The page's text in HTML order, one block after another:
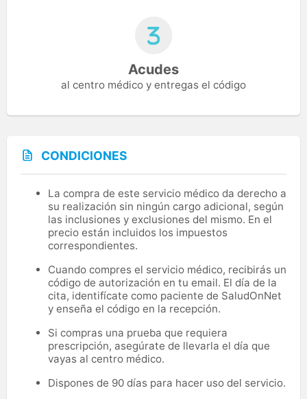
Acudes
al centro médico y entregas el código
CONDICIONES
La compra de este servicio médico da derecho a
su realización sin ningún cargo adicional, según
las inclusiones y exclusiones del mismo. En el
precio están incluidos los impuestos
correspondientes.
Cuando compres el servicio médico, recibirás un
código de autorización en tu email. El día de la
cita, identifícate como paciente de SaludOnNet
y enseña el código en la recepción.
Si compras una prueba que requiera
prescripción, asegúrate de llevarla el día que
vayas al centro médico.
Dispones de 90 días para hacer uso del servicio.